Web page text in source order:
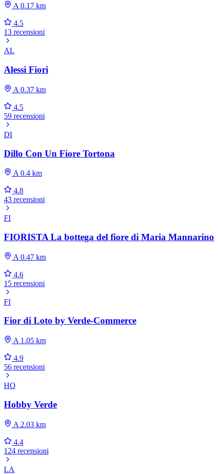
A 0.17 km
4.5
13 recensioni
AL
Alessi Fiori
A 0.37 km
4.5
59 recensioni
DI
Dillo Con Un Fiore Tortona
A 0.4 km
4.8
43 recensioni
FI
FIORISTA La bottega del fiore di Maria Mannarino
A 0.47 km
4.6
15 recensioni
FI
Fior di Loto by Verde-Commerce
A 1.05 km
4.9
56 recensioni
HO
Hobby Verde
A 2.03 km
4.4
124 recensioni
LA